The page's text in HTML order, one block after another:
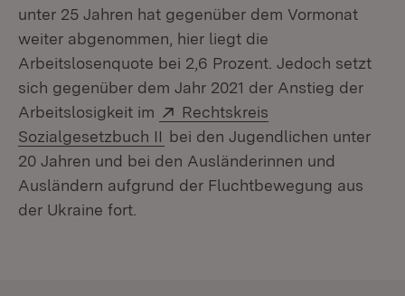
unter 25 Jahren hat gegenüber dem Vormonat
weiter abgenommen, hier liegt die
Arbeitslosenquote bei 2,6 Prozent. Jedoch setzt
sich gegenüber dem Jahr 2021 der Anstieg der
Arbeitslosigkeit im
Extern:
Rechtskreis
Sozialgesetzbuch II (Öffnet in neuem Fenster)
bei den Jugendlichen unter
20 Jahren und bei den Ausländerinnen und
Ausländern aufgrund der Fluchtbewegung aus
der Ukraine fort.